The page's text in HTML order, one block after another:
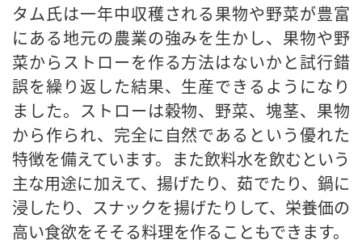
タム氏は一年中収穫される果物や野菜が豊富
にある地元の農業の強みを生かし、果物や野
菜からストローを作る方法はないかと試行錯
誤を繰り返した結果、生産できるようになり
ました。ストローは穀物、野菜、塊茎、果物
から作られ、完全に自然であるという優れた
特徴を備えています。また飲料水を飲むという
主な用途に加えて、揚げたり、茹でたり、鍋に
浸したり、スナックを揚げたりして、栄養価の
高い食欲をそそる料理を作ることもできます。